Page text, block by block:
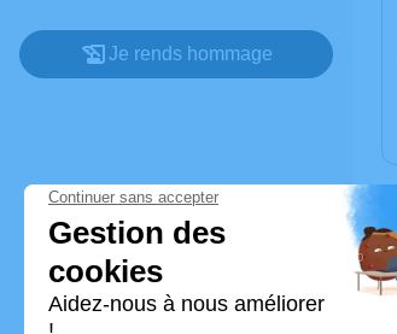
Je rends hommage